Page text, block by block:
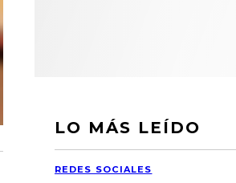
LO MÁS LEÍDO
REDES SOCIALES